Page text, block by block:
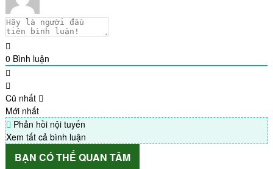
0 Bình luận
Cũ nhất
Mới nhất
Phản hồi nội tuyến
Xem tất cả bình luận
BẠN CÓ THỂ QUAN TÂM